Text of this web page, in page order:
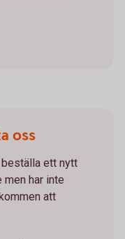
oss
ett nytt
men har inte
att